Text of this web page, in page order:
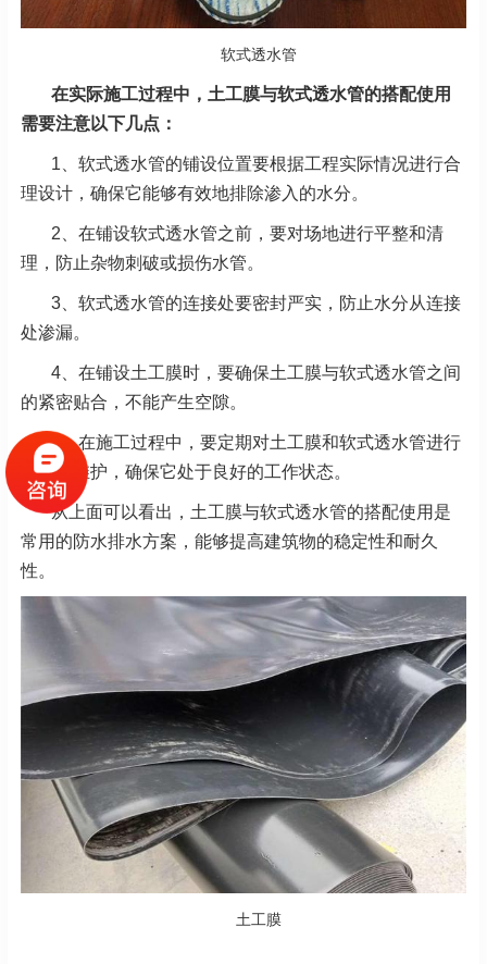
软式透水管
在实际施工过程中，土工膜与软式透水管的搭配使用
需要注意以下几点：
1、软式透水管的铺设位置要根据工程实际情况进行合
理设计，确保它能够有效地排除渗入的水分。
2、在铺设软式透水管之前，要对场地进行平整和清
理，防止杂物刺破或损伤水管。
3、软式透水管的连接处要密封严实，防止水分从连接
处渗漏。
4、在铺设土工膜时，要确保土工膜与软式透水管之间
的紧密贴合，不能产生空隙。
5、在施工过程中，要定期对土工膜和软式透水管进行
检查和维护，确保它处于良好的工作状态。
从上面可以看出，土工膜与软式透水管的搭配使用是
常用的防水排水方案，能够提高建筑物的稳定性和耐久
性。
土工膜